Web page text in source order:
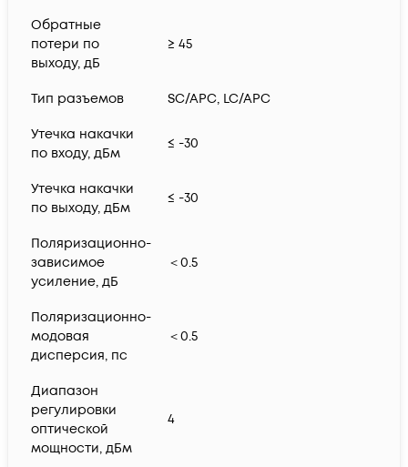
Обратные
потери по
выходу, дБ
≥ 45
Тип разъемов SC/APC, LC/APC
Утечка накачки
по входу, дБм
≤ -30
Утечка накачки
по выходу, дБм
≤ -30
Поляризационно-
зависимое
усиление, дБ
＜0.5
Поляризационно-
модовая
дисперсия, пс
＜0.5
Диапазон
регулировки
оптической
мощности, дБм
4